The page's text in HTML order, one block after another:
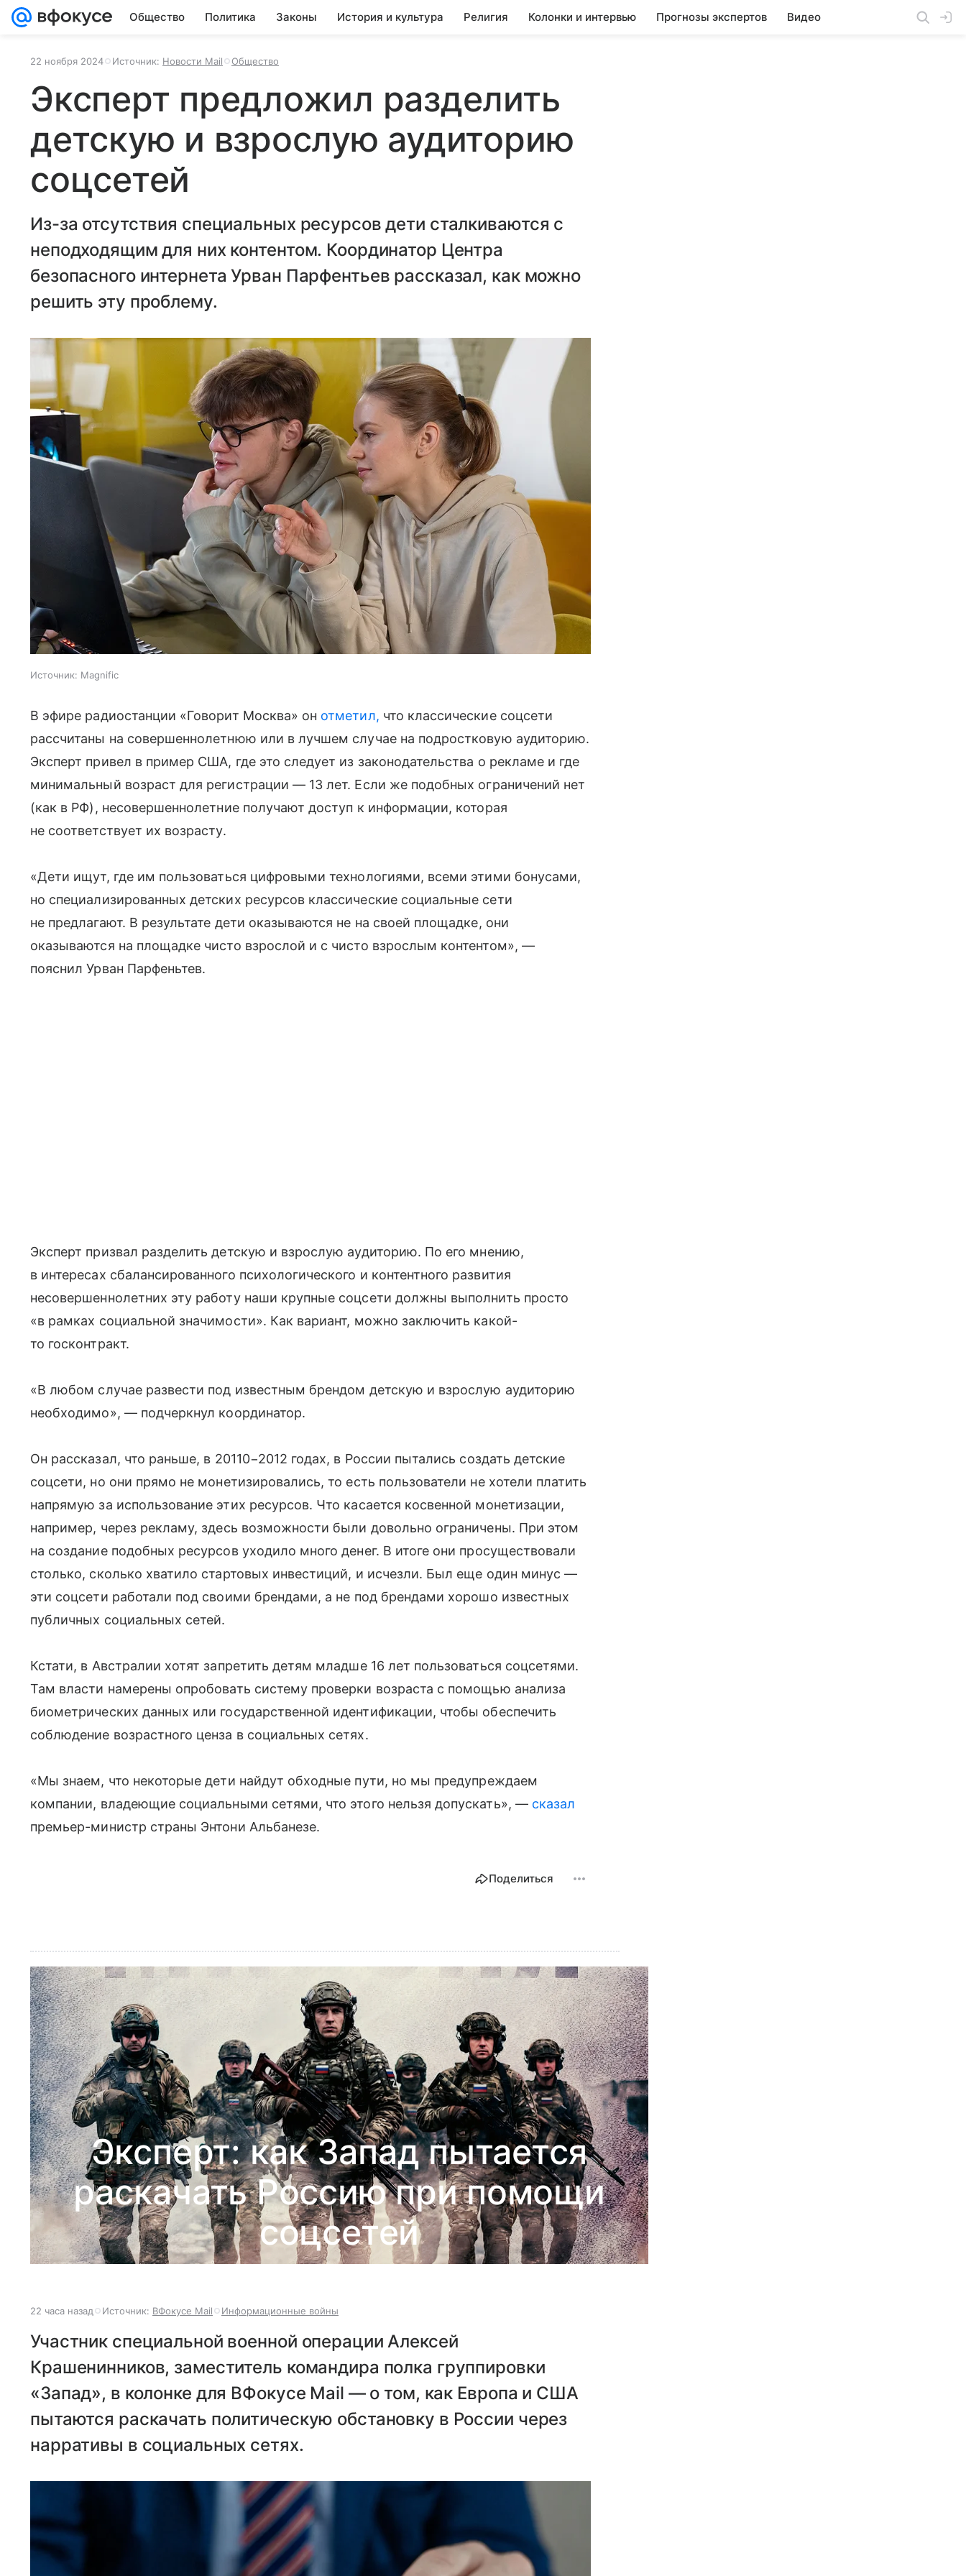
Общество Политика Законы История и культура Религия Колонки и интервью Прогнозы экспертов Видео
22 ноября 2024 Источник: Новости Mail Общество
Эксперт предложил разделить
детскую и взрослую аудиторию
соцсетей
Из-за отсутствия специальных ресурсов дети сталкиваются с
неподходящим для них контентом. Координатор Центра
безопасного интернета Урван Парфентьев рассказал, как можно
решить эту проблему.
Источник: Magnific
В эфире радиостанции «Говорит Москва» он отметил, что классические соцсети
рассчитаны на совершеннолетнюю или в лучшем случае на подростковую аудиторию.
Эксперт привел в пример США, где это следует из законодательства о рекламе и где
минимальный возраст для регистрации — 13 лет. Если же подобных ограничений нет
(как в РФ), несовершеннолетние получают доступ к информации, которая
не соответствует их возрасту.
«Дети ищут, где им пользоваться цифровыми технологиями, всеми этими бонусами,
но специализированных детских ресурсов классические социальные сети
не предлагают. В результате дети оказываются не на своей площадке, они
оказываются на площадке чисто взрослой и с чисто взрослым контентом», —
пояснил Урван Парфеньтев.
Эксперт призвал разделить детскую и взрослую аудиторию. По его мнению,
в интересах сбалансированного психологического и контентного развития
несовершеннолетних эту работу наши крупные соцсети должны выполнить просто
«в рамках социальной значимости». Как вариант, можно заключить какой-
то госконтракт.
«В любом случае развести под известным брендом детскую и взрослую аудиторию
необходимо», — подчеркнул координатор.
Он рассказал, что раньше, в 20110−2012 годах, в России пытались создать детские
соцсети, но они прямо не монетизировались, то есть пользователи не хотели платить
напрямую за использование этих ресурсов. Что касается косвенной монетизации,
например, через рекламу, здесь возможности были довольно ограничены. При этом
на создание подобных ресурсов уходило много денег. В итоге они просуществовали
столько, сколько хватило стартовых инвестиций, и исчезли. Был еще один минус —
эти соцсети работали под своими брендами, а не под брендами хорошо известных
публичных социальных сетей.
Кстати, в Австралии хотят запретить детям младше 16 лет пользоваться соцсетями.
Там власти намерены опробовать систему проверки возраста с помощью анализа
биометрических данных или государственной идентификации, чтобы обеспечить
соблюдение возрастного ценза в социальных сетях.
«Мы знаем, что некоторые дети найдут обходные пути, но мы предупреждаем
компании, владеющие социальными сетями, что этого нельзя допускать», — сказал
премьер-министр страны Энтони Альбанезе.
Поделиться
Эксперт: как Запад пытается
раскачать Россию при помощи
соцсетей
22 часа назад Источник: ВФокусе Mail Информационные войны
Участник специальной военной операции Алексей
Крашенинников, заместитель командира полка группировки
«Запад», в колонке для ВФокусе Mail — о том, как Европа и США
пытаются раскачать политическую обстановку в России через
нарративы в социальных сетях.